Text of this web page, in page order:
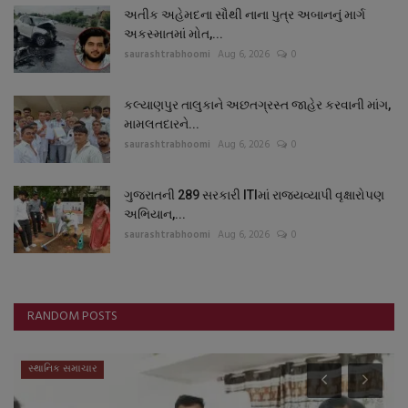
અતીક અહેમદના સૌથી નાના પુત્ર અબાનનું માર્ગ
અકસ્માતમાં મોત,...
saurashtrabhoomi Aug 6, 2026 0
કલ્યાણપુર તાલુકાને અછતગ્રસ્ત જાહેર કરવાની માંગ,
મામલતદારને...
saurashtrabhoomi Aug 6, 2026 0
ગુજરાતની 289 સરકારી ITIમાં રાજ્યવ્યાપી વૃક્ષારોપણ
અભિયાન,...
saurashtrabhoomi Aug 6, 2026 0
RANDOM POSTS
સ્થાનિક સમાચાર